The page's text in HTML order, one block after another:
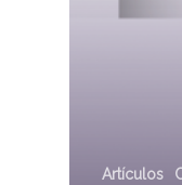
Artículos